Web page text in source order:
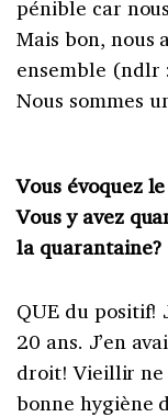
pénible car
Mais bon, nous
ensemble
Nous sommes
Vous évoquez
Vous y avez
la quarantaine?
QUE du positif!
20 ans. J’en
droit! Vieillir ne
bonne hygiène